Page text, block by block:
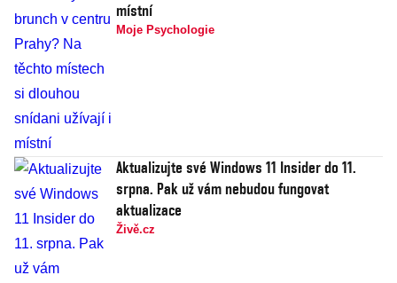
místní
Moje Psychologie
Aktualizujte své Windows 11 Insider do 11.
srpna. Pak už vám nebudou fungovat
aktualizace
Živě.cz